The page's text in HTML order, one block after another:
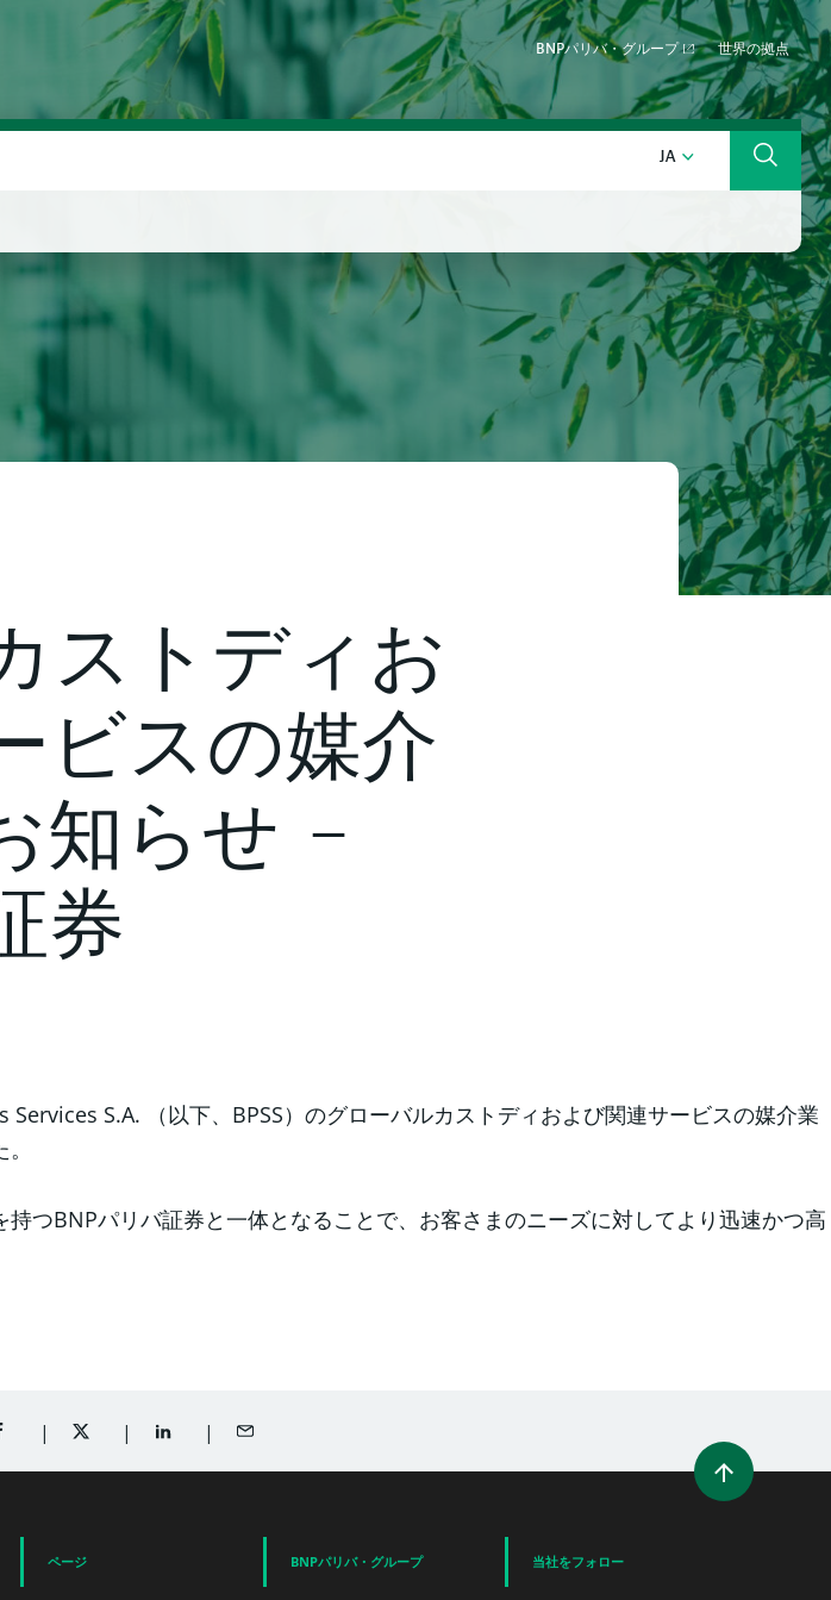
BNPパリバ・グループ 世界の拠点
JA 日本語 検索
ストディお
ビスの媒介
知らせ –
券
S.A. （以下、BPSS）のグローバルカストディおよび関連サービスの媒介業
つBNPパリバ証券と一体となることで、お客さまのニーズに対してより迅速かつ高
でシェア（新規ウィンドウを開く）
TWITTERでシェア（新規ウィンドウを開く）
LINKEDINでシェア（新規ウィンドウを開く）
メールでシェア
ページ BNPパリバ・グループ 当社をフォロー